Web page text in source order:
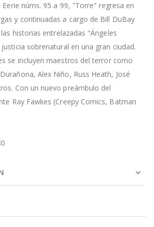
núms. 95 a 99, "Torre" regresa en
y continuadas a cargo de Bill DuBay
historias entrelazadas "Ángeles
sobrenatural en una gran ciudad.
se incluyen maestros del terror como
Alex Niño, Russ Heath, José
Con un nuevo preámbulo del
Ray Fawkes (Creepy Comics, Batman